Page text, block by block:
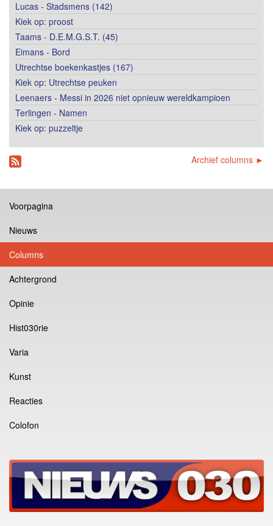
Lucas - Stadsmens (142)
Kiek op: proost
Taams - D.E.M.G.S.T. (45)
Eimans - Bord
Utrechtse boekenkastjes (167)
Kiek op: Utrechtse peuken
Leenaers - Messi in 2026 niet opnieuw wereldkampioen
Terlingen - Namen
Kiek op: puzzeltje
Archief columns ►
Voorpagina
Nieuws
Columns
Achtergrond
Opinie
Hist030rie
Varia
Kunst
Reacties
Colofon